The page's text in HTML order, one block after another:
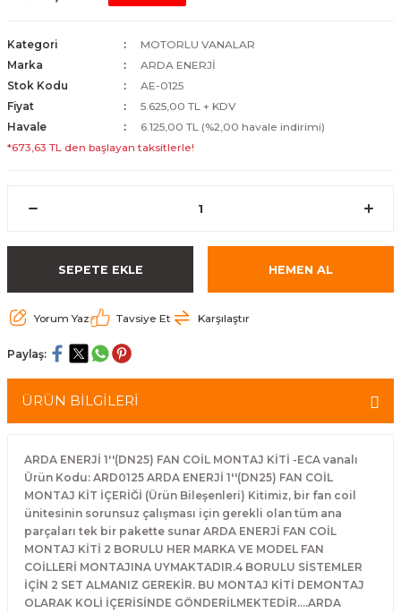
Kategori
MOTORLU VANALAR
Marka
ARDA ENERJİ
Stok Kodu
AE-0125
Fiyat
5.625,00 TL + KDV
Havale
6.125,00 TL (%2,00 havale indirimi)
*673,63 TL den başlayan taksitlerle!
SEPETE EKLE HEMEN AL
Yorum Yaz Tavsiye Et Karşılaştır
Paylaş:
ÜRÜN BİLGİLERİ
ARDA ENERJİ 1''(DN25) FAN COİL MONTAJ KİTİ -ECA vanalı
Ürün Kodu: ARD0125 ARDA ENERJİ 1''(DN25) FAN COİL
MONTAJ KİT İÇERİĞİ (Ürün Bileşenleri) Kitimiz, bir fan coil
ünitesinin sorunsuz çalışması için gerekli olan tüm ana
parçaları tek bir pakette sunar ARDA ENERJİ FAN COİL
MONTAJ KİTİ 2 BORULU HER MARKA VE MODEL FAN
COİLLERİ MONTAJINA UYMAKTADIR.4 BORULU SİSTEMLER
İÇİN 2 SET ALMANIZ GEREKİR. BU MONTAJ KİTİ DEMONTAJ
OLARAK KOLİ İÇERİSİNDE GÖNDERİLMEKTEDİR....ARDA